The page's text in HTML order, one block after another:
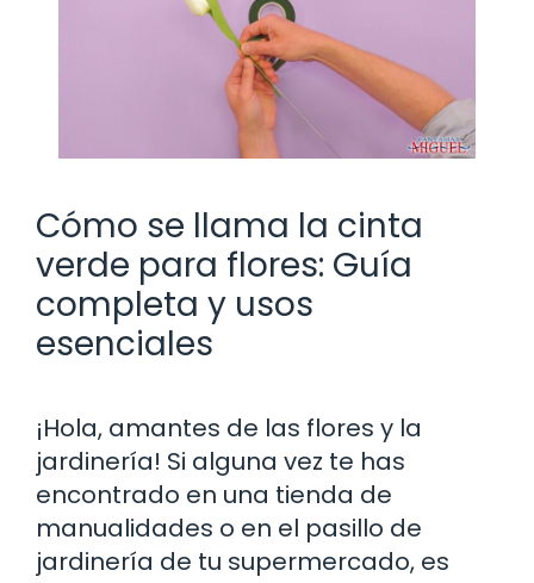
Cómo se llama la cinta
verde para flores: Guía
completa y usos
esenciales
¡Hola, amantes de las flores y la
jardinería! Si alguna vez te has
encontrado en una tienda de
manualidades o en el pasillo de
jardinería de tu supermercado, es